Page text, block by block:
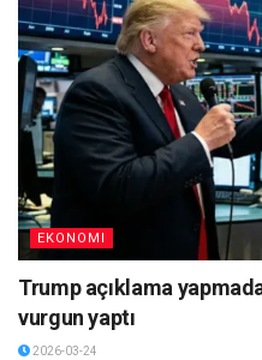
EKONOMI
Trump açıklama
vurgun yaptı
2026-03-24